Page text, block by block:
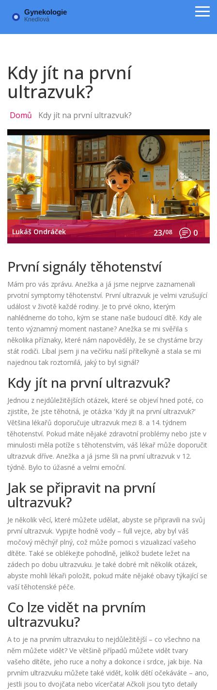
Kdy jít na první
ultrazvuk?
Domů Kdy jít na první ultrazvuk?
Lukáš Ondráček 23/08 0
První signály těhotenství
Mám pro vás zprávu. Anežka a já jsme nejprve zaznamenali
prvotní symptomy těhotenství. První ultrazvuk je velmi vzrušující
událost v životě každé rodiny. Je to prvé okno, kterým
nahlédneme do toho, kým se stane naše budoucí dítě. Kdy ale
tento významný moment nastane? Anežka se mi svěřila s
několika příznaky, které nám napověděly, že se chystáme brzy
stát rodiči. Líbal jsem ji na večírku naší přítelkyně a stala se mi
najednou tak roztomilá, jaký to byl signál?
Kdy jít na první ultrazvuk?
Jednou z nejdůležitějších otázek, které se objeví hned poté, co
zjistíte, že jste těhotná, je otázka 'Kdy jít na první ultrazvuk?'
Většina lékařů doporučuje ultrazvuk mezi 8. a 14. týdnem
těhotenství. Pokud máte nějaké zdravotní problémy nebo jste v
minulosti měla potíže s těhotenstvím, váš lékař může doporučit
ultrazvuk dříve. Anežka a já jsme šli na první ultrazvuk v 12.
týdně. Bylo to úžasné a velmi emoční.
Jak se připravit na první
ultrazvuk?
Je několik věcí, které můžete udělat, abyste se připravili na svůj
první ultrazvuk. Vypijte hodně vody – full vejce, aby byl váš
močový měchýř plný, což může pomoci s vizualizací vašeho
dítěte. Také se oblékejte pohodlně, jelikož budete ležet na
zádech po dobu ultrazvuku. Je také dobré mít několik otázek,
abyste mohli lékaři položit, pokud máte nějaké obavy týkající se
vaší těhotenské péče.
Co lze vidět na prvním
ultrazvuku?
A to je na prvním ultrazvuku to nejdůležitější – co všechno na
něm můžete vidět? Ve většině případů můžete vidět tvary
vašeho dítěte, jeho ruce a nohy a dokonce i srdce, jak bije. Na
prvním ultrazvuku můžete také vidět, kolik dětí očekáváte – ano,
jestli jsou to dvojčata nebo vícerčata! Ačkoli jsou tyto detaily